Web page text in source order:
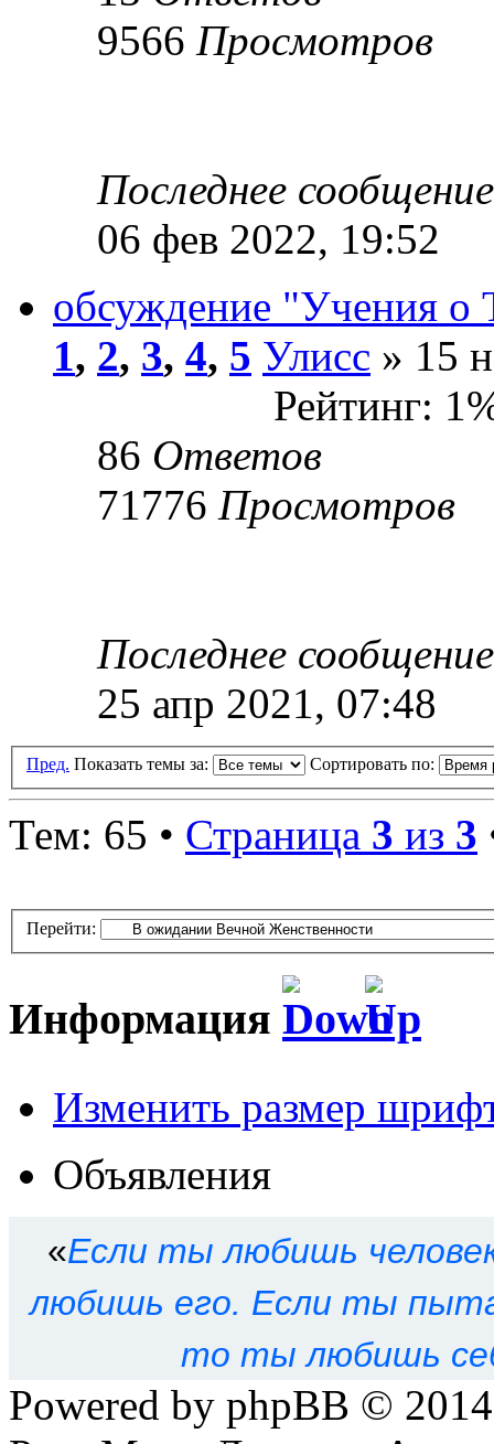
9566 Просмотров
Последнее
06 фев 2022, 19:52
обсуждение "Учения о
1, 2, 3, 4, 5 Улисс » 15
Рейтинг:
86 Ответов
71776 Просмотров
Последнее
25 апр 2021, 07:48
Пред. Показать темы за: Сортировать по:
Тем: 65 • Страница 3 из 3
Перейти:
Информация
Кто сейчас на форуме
Сейчас этот форум
Права доступа к
Выне можетеначинать
не можетеотвечать
Выне можете
Изменить размер
Объявления
«Eсли ты любишь
любишь его. Eсли ты
то ты любишь
Powered by phpBB ©